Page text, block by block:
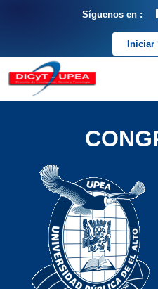
Síguenos en :
Iniciar